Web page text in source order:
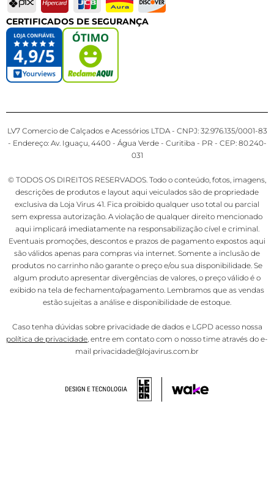
CERTIFICADOS DE SEGURANÇA
LV7 Comercio de Calçados e Acessórios LTDA - CNPJ: 32.976.135/0001-83
- Endereço: Av. Iguaçu, 4400 - Água Verde - Curitiba - PR - CEP: 80.240-
031
© TODOS OS DIREITOS RESERVADOS. Todo o conteúdo, fotos, imagens,
descrições de produtos e layout aqui veiculados são de propriedade
exclusiva da Loja Virus 41. Fica proibido qualquer uso total ou parcial
sem expressa autorização. A violação de qualquer direito mencionado
aqui implicará imediatamente na responsabilização cível e criminal.
Eventuais promoções, descontos e prazos de pagamento expostos aqui
são válidos apenas para compras via internet. Somente a inclusão de
produtos no carrinho não garante o preço e/ou sua disponibilidade. Se
algum produto apresentar divergências de valores, o preço válido é o
exibido na tela de fechamento/pagamento. Lembramos que as vendas
estão sujeitas a análise e disponibilidade de estoque.
Caso tenha dúvidas sobre privacidade de dados e LGPD acesso nossa
política de privacidade, entre em contato com o nosso time através do e-
mail privacidade@lojavirus.com.br